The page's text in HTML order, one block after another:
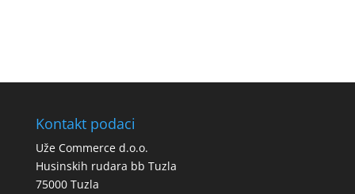
Kontakt podaci
Uže Commerce d.o.o.
Husinskih rudara bb Tuzla
75000 Tuzla